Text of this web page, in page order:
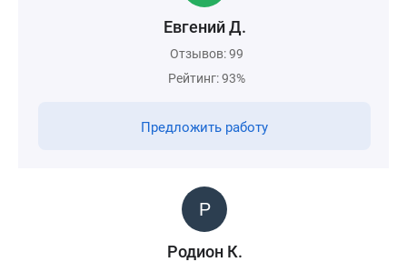
Евгений Д.
Отзывов: 99
Рейтинг: 93%
Предложить работу
Родион К.